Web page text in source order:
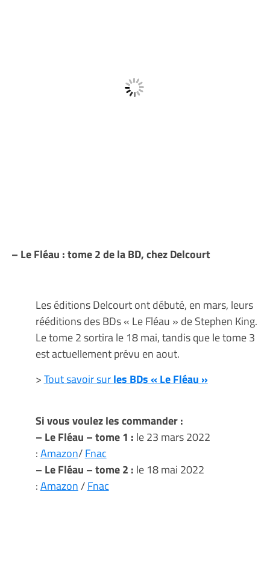
– Le Fléau : tome 2 de la BD, chez Delcourt
Les éditions Delcourt ont débuté, en mars, leurs
rééditions des BDs « Le Fléau » de Stephen King.
Le tome 2 sortira le 18 mai, tandis que le tome 3
est actuellement prévu en aout.
>Tout savoir surles BDs « Le Fléau »
Si vous voulez les commander :
– Le Fléau – tome 1 : le 23 mars 2022
:Amazon/Fnac
– Le Fléau – tome 2 : le 18 mai 2022
:Amazon/Fnac